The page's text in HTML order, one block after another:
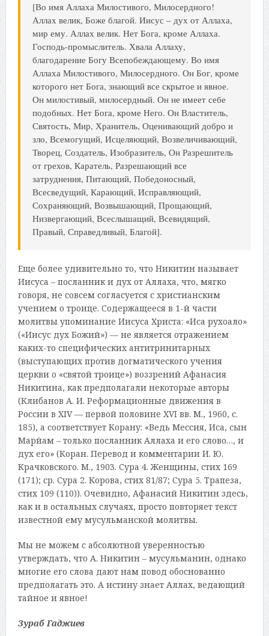
[Во имя Аллаха Милостивого, Милосердного!
Аллах велик, Боже благой. Иисус – дух от Аллаха,
мир ему. Аллах велик. Нет Бога, кроме Аллаха.
Господь-промыслитель. Хвала Аллаху,
благодарение Богу Всепобеждающему. Во имя
Аллаха Милостивого, Милосердного. Он Бог, кроме
которого нет Бога, знающий все скрытое и явное.
Он милостивый, милосердный. Он не имеет себе
подобных. Нет Бога, кроме Него. Он Властитель,
Святость, Мир, Хранитель, Оценивающий добро и
зло, Всемогущий, Исцеляющий, Возвеличивающий,
Творец, Создатель, Изобразитель, Он Разрешитель
от грехов, Каратель, Разрешающий все
затруднения, Питающий, Победоносный,
Всесведущий, Карающий, Исправляющий,
Сохраняющий, Возвышающий, Прощающий,
Низвергающий, Всеслышащий, Всевидящий,
Правый, Справедливый, Благой].
Еще более удивительно то, что Никитин называет
Иисуса – посланник и дух от Аллаха, что, мягко
говоря, не совсем согласуется с христианским
учением о троице. Содержащееся в 1-й части
молитвы упоминание Иисуса Христа: «Иса рухоало»
(«Иисус дух Божий») — не является отражением
каких-то специфических антитринитарных
(выступающих против догматического учения
церкви о «святой троице») воззрений Афанасия
Никитина, как предполагали некоторые авторы
(Клибанов А. И. Реформационные движения в
России в XIV — первой половине XVI вв. М., 1960, с.
185), а соответствует Корану: «Ведь Мессия, Иса, сын
Марйам – только посланник Аллаха и его слово…, и
дух его» (Коран. Перевод и комментарии И. Ю.
Крачковского. М., 1903. Сура 4. Женщины, стих 169
(171); ср. Сура 2. Корова, стих 81/87; Сура 5. Трапеза,
стих 109 (110)). Очевидно, Афанасий Никитин здесь,
как и в остальных случаях, просто повторяет текст
известной ему мусульманской молитвы.
Мы не можем с абсолютной уверенностью
утверждать, что А. Никитин – мусульманин, однако
многие его слова дают нам повод обоснованно
предполагать это. А истину знает Аллах, ведающий
тайное и явное!
Зураб Гаджиев